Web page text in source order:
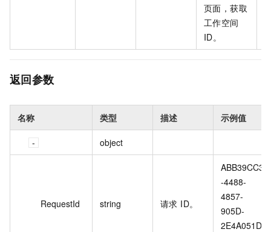
页面，获取
工作空间
ID。
返回参数
名称 类型 描述 示例值
object
RequestId string 请求 ID。
ABB39CC3
-4488-
4857-
905D-
2E4A051D*